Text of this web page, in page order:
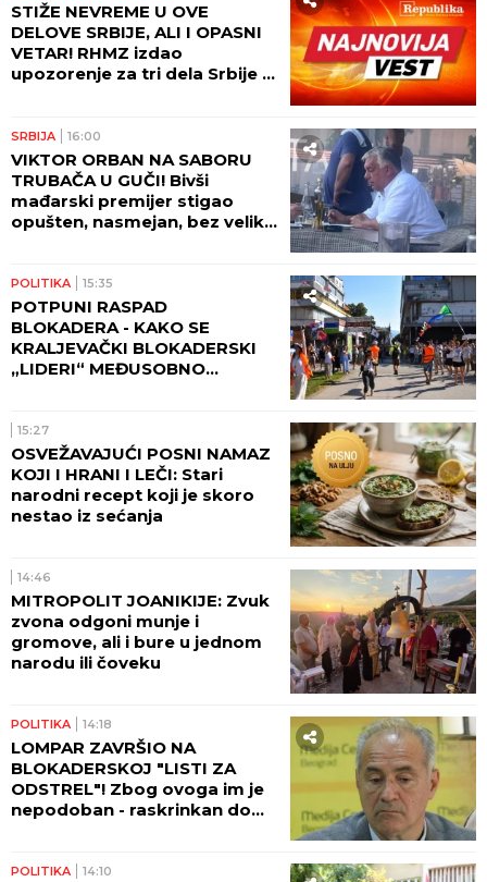
STIŽE NEVREME U OVE
DELOVE SRBIJE, ALI I OPASNI
VETAR! RHMZ izdao
upozorenje za tri dela Srbije -
SRBIJA 16:00
VIKTOR ORBAN NA SABORU
TRUBAČA U GUČI! Bivši
mađarski premijer stigao
opušten, nasmejan, bez velike
POLITIKA 15:35
POTPUNI RASPAD
BLOKADERA - KAKO SE
KRALJEVAČKI BLOKADERSKI
„LIDERI“ MEĐUSOBNO
15:27
OSVEŽAVAJUĆI POSNI NAMAZ
KOJI I HRANI I LEČI: Stari
narodni recept koji je skoro
nestao iz sećanja
14:46
MITROPOLIT JOANIKIJE: Zvuk
zvona odgoni munje i
gromove, ali i bure u jednom
narodu ili čoveku
POLITIKA 14:18
LOMPAR ZAVRŠIO NA
BLOKADERSKOJ "LISTI ZA
ODSTREL"! Zbog ovoga im je
nepodoban - raskrinkan do
POLITIKA 14:10